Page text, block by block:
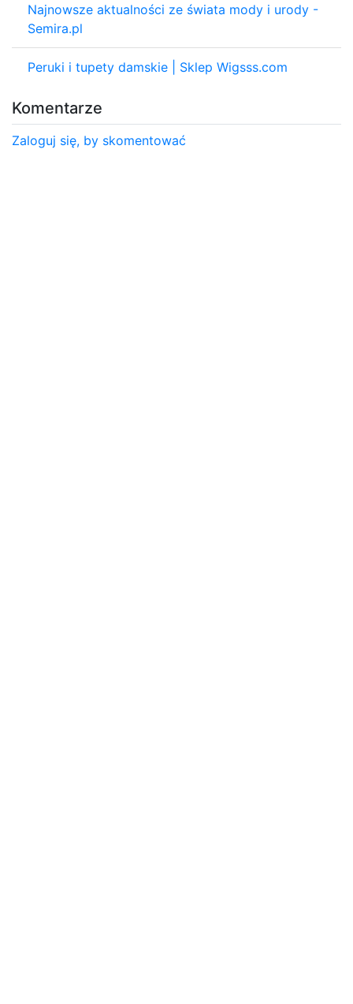
Najnowsze aktualności ze świata mody i urody -
Semira.pl
Peruki i tupety damskie | Sklep Wigsss.com
Komentarze
Zaloguj się, by skomentować